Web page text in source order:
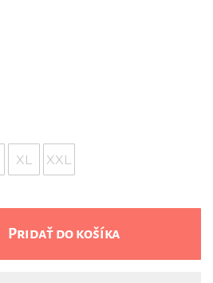
XL XXL
Pridať do košíka